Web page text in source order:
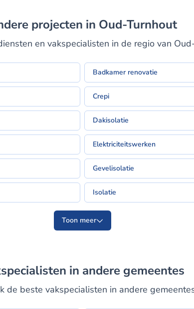
projecten in Oud-Turnhout
en vakspecialisten in de regio van
Badkamer renovatie
Crepi
Dakisolatie
Elektriciteitswerken
Gevelisolatie
Isolatie
Toon meer
in andere gemeentes
de beste vakspecialisten in andere